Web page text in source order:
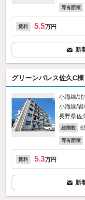
専有面積
賃料 5.5万円
新
グリーンパレス佐久C棟
小海線/
小海線/
長野県佐
総階数 6
専有面積
賃料 5.3万円
新